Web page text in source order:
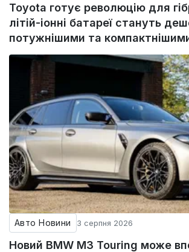
Toyota готує революцію для
літій-іонні батареї стануть
потужнішими та
Авто Новини 3 серпня 2026
Новий BMW M3 Touring може